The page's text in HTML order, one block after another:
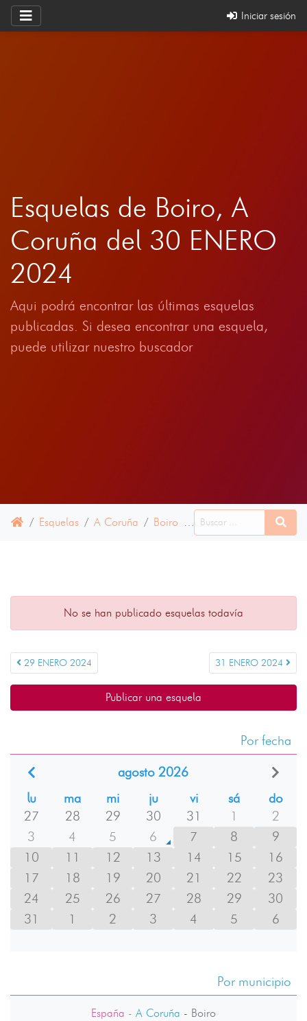
Iniciar sesión
Esquelas de Boiro, A
Coruña del 30 ENERO
2024
Aqui podrá encontrar las últimas esquelas
publicadas. Si desea encontrar una esquela,
puede utilizar nuestro buscador
Esquelas A Coruña Boiro 30 ENERO 2024
No se han publicado esquelas todavía
29 ENERO 2024 31 ENERO 2024
Publicar una esquela
Por fecha
agosto 2026
lu
ma mi ju vi sá
do
27
28 29 30 31 1
2
3
4 5 6 7 8
9
10
11 12 13 14 15
16
17
18 19 20 21 22
23
24
25 26 27 28 29
30
31
1 2 3 4 5 6
Por municipio
España - A Coruña - Boiro